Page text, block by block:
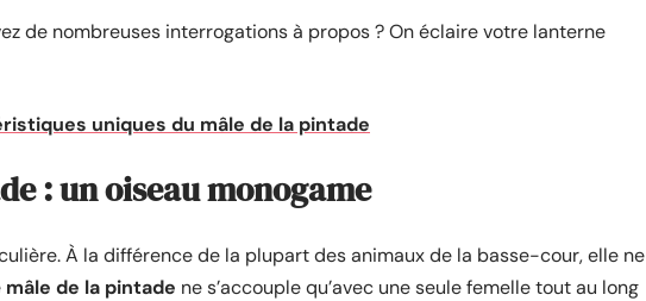
de nombreuses interrogations à propos ? On éclaire votre lanterne
uniques du mâle de la pintade
: un oiseau monogame
À la différence de la plupart des animaux de la basse-cour, elle ne
mâle de la pintade ne s’accouple qu’avec une seule femelle tout au long